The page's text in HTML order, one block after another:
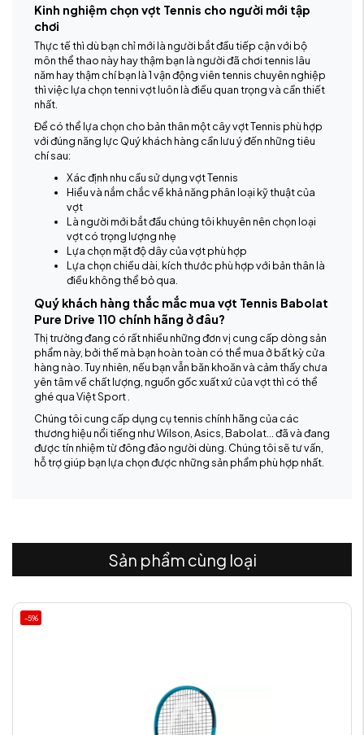
Kinh nghiệm chọn vợt Tennis cho người mới tập
chơi
Thực tế thì dù bạn chỉ mới là người bắt đầu tiếp cận với bộ
môn thể thao này hay thậm bạn là người đã chơi tennis lâu
năm hay thậm chí bạn là 1 vận động viên tennis chuyên nghiệp
thì việc lựa chọn tenni vợt luôn là điều quan trọng và cần thiết
nhất.
Để có thể lựa chọn cho bản thân một cây vợt Tennis phù hợp
với đúng năng lực Quý khách hàng cần lưu ý đến những tiêu
chí sau:
Xác định nhu cầu sử dụng vợt Tennis
Hiểu và nắm chắc về khả năng phân loại kỹ thuật của
vợt
Là người mới bắt đầu chúng tôi khuyên nên chọn loại
vợt có trọng lượng nhẹ
Lựa chọn mặt độ dây của vợt phù hợp
Lựa chọn chiều dài, kích thước phù hợp với bản thân là
điều không thể bỏ qua.
Quý khách hàng thắc mắc mua vợt Tennis Babolat
Pure Drive 110 chính hãng ở đâu?
Thị trường đang có rất nhiều những đơn vị cung cấp dòng sản
phẩm này, bởi thế mà bạn hoàn toàn có thể mua ở bất kỳ cửa
hàng nào. Tuy nhiên, nếu bạn vẫn băn khoăn và cảm thấy chưa
yên tâm về chất lượng, nguồn gốc xuất xứ của vợt thì có thể
ghé qua Việt Sport .
Chúng tôi cung cấp dụng cụ tennis chính hãng của các
thương hiệu nổi tiếng như Wilson, Asics, Babolat… đã và đang
được tín nhiệm từ đông đảo người dùng. Chúng tôi sẽ tư vấn,
hỗ trợ giúp bạn lựa chọn được những sản phẩm phù hợp nhất.
Sản phẩm cùng loại
-5%